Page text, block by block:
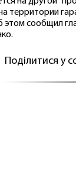
территории
этом сообщил
Поділитися у